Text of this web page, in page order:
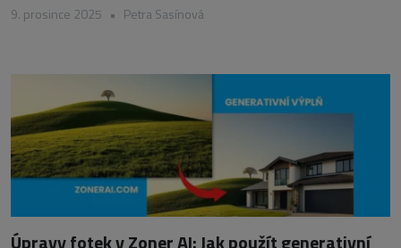
9. prosince 2025 • Petra Sasínová
Úpravy fotek v Zoner AI: Jak použít generativní